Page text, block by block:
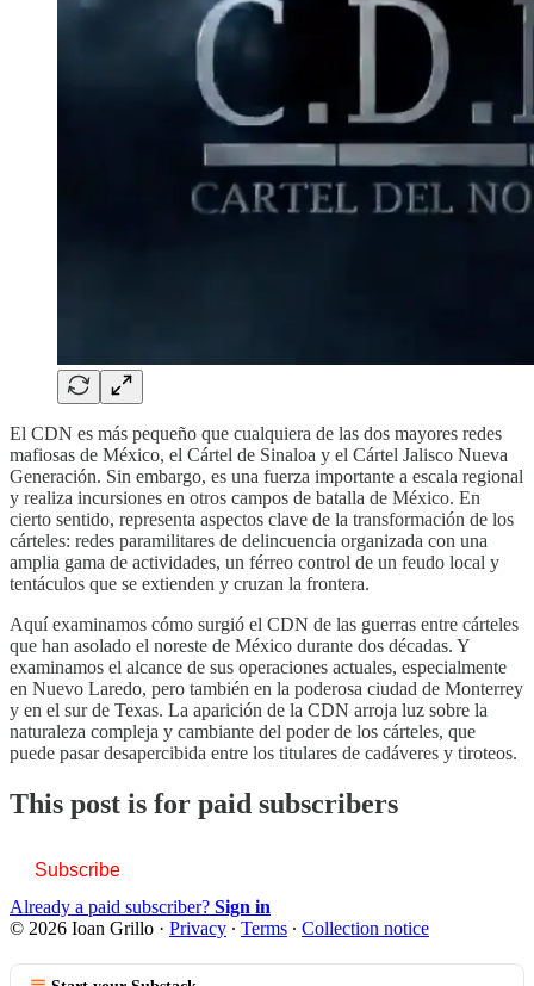
El CDN es más pequeño que cualquiera de las dos mayores redes
mafiosas de México, el Cártel de Sinaloa y el Cártel Jalisco Nueva
Generación. Sin embargo, es una fuerza importante a escala regional
y realiza incursiones en otros campos de batalla de México. En
cierto sentido, representa aspectos clave de la transformación de los
cárteles: redes paramilitares de delincuencia organizada con una
amplia gama de actividades, un férreo control de un feudo local y
tentáculos que se extienden y cruzan la frontera.
Aquí examinamos cómo surgió el CDN de las guerras entre cárteles
que han asolado el noreste de México durante dos décadas. Y
examinamos el alcance de sus operaciones actuales, especialmente
en Nuevo Laredo, pero también en la poderosa ciudad de Monterrey
y en el sur de Texas. La aparición de la CDN arroja luz sobre la
naturaleza compleja y cambiante del poder de los cárteles, que
puede pasar desapercibida entre los titulares de cadáveres y tiroteos.
This post is for paid subscribers
Subscribe
Already a paid subscriber? Sign in
© 2026 Ioan Grillo · Privacy ∙ Terms ∙ Collection notice